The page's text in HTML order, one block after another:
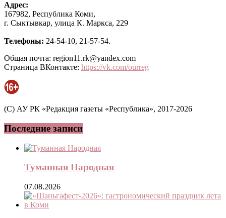
Адрес:
167982, Республика Коми,
г. Сыктывкар, улица К. Маркса, 229
Телефоны: 24-54-10, 21-57-54.
Общая почта: region11.rk@yandex.com
Страница ВКонтакте: https://vk.com/ourreg
(C) АУ РК «Редакция газеты «Республика», 2017-2026
Последние записи
Туманная Народная
07.08.2026